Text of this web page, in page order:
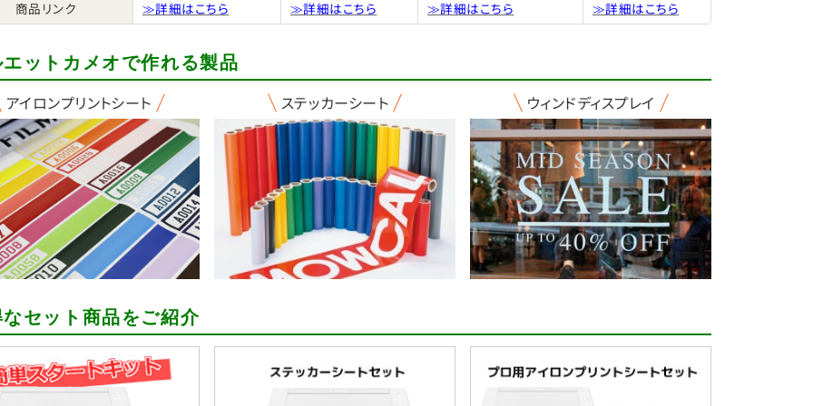
商品リンク ≫詳細はこちら ≫詳細はこちら ≫詳細はこちら ≫詳細はこちら
ットカメオで作れる製品
アイロンプリントシート ステッカーシート ウィンドディスプレイ
セット商品をご紹介